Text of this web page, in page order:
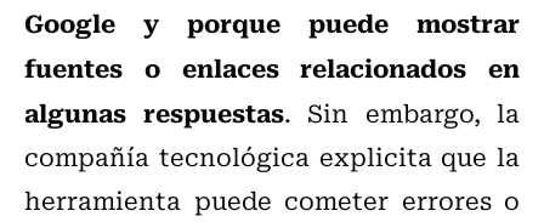
Google y porque puede mostrar
fuentes o enlaces relacionados en
algunas respuestas. Sin embargo, la
compañía tecnológica explicita que la
herramienta puede cometer errores o